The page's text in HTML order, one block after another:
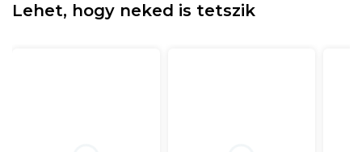
Lehet, hogy neked is tetszik